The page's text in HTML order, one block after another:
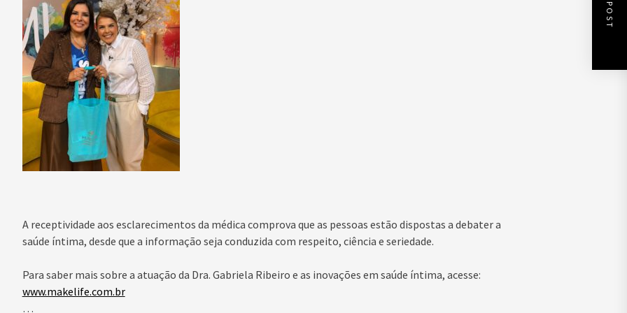
A receptividade aos esclarecimentos da médica comprova que as pessoas estão dispostas a debater a
saúde íntima, desde que a informação seja conduzida com respeito, ciência e seriedade.
Para saber mais sobre a atuação da Dra. Gabriela Ribeiro e as inovações em saúde íntima, acesse:
www.makelife.com.br
…